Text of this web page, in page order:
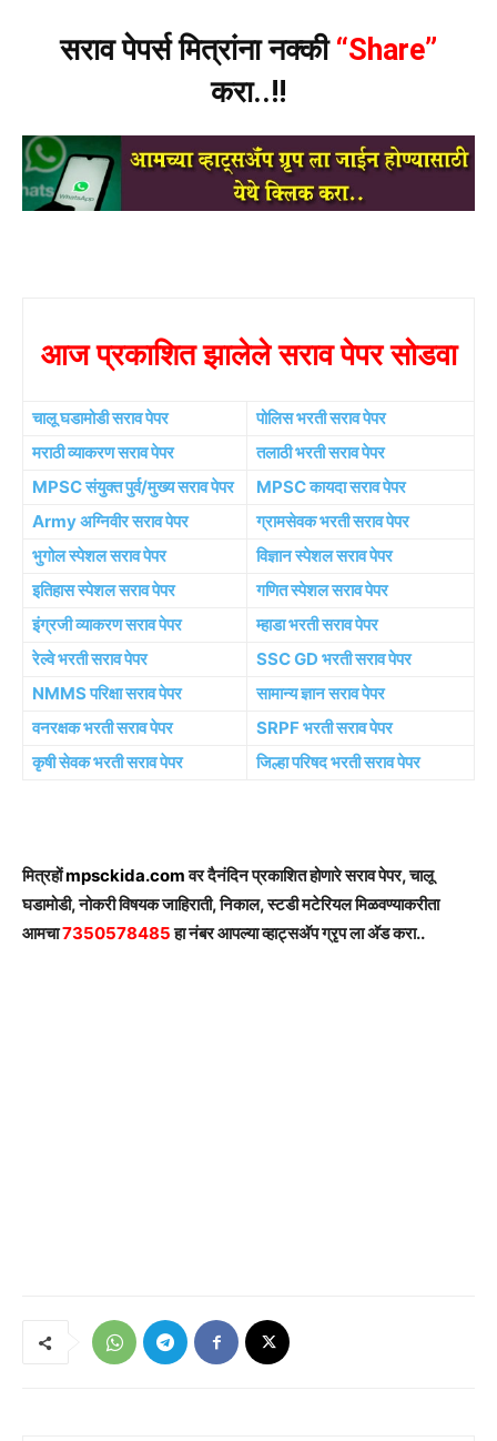
सराव पेपर्स मित्रांना नक्की“Share”
करा..!!
आज प्रकाशित झालेले सराव पेपर सोडवा
चालू घडामोडी सराव पेपर
पोलिस भरती सराव पेपर
मराठी व्याकरण सराव पेपर
तलाठी भरती सराव पेपर
MPSC संयुक्त पुर्व/मुख्य सराव पेपर
MPSC कायदा सराव पेपर
Army अग्निवीर सराव पेपर
ग्रामसेवक भरती सराव पेपर
भुगोल स्पेशल सराव पेपर
विज्ञान स्पेशल सराव पेपर
इतिहास स्पेशल सराव पेपर
गणित स्पेशल सराव पेपर
इंग्रजी व्याकरण सराव पेपर
म्हाडा भरती सराव पेपर
रेल्वे भरती सराव पेपर
SSC GD भरती सराव पेपर
NMMS परिक्षा सराव पेपर
सामान्य ज्ञान सराव पेपर
वनरक्षक भरती सराव पेपर
SRPF भरती सराव पेपर
कृषी सेवक भरती सराव पेपर
जिल्हा परिषद भरती सराव पेपर
मित्रहोंmpsckida.comवर दैनंदिन प्रकाशित होणारे सराव पेपर, चालू
घडामोडी, नोकरी विषयक जाहिराती, निकाल, स्टडी मटेरियल मिळवण्याकरीता
आमचा7350578485हा नंबर आपल्या व्हाट्सअ‍ॅप ग्रृप ला अ‍ॅड करा..